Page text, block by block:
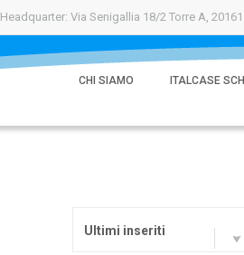
Headquarter: Via Senigallia 18/2 Torre A,
CHI SIAMO ITALCASE
Ultimi inseriti